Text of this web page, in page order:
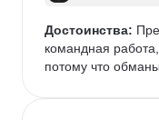
Достоинства:
командная
потому что